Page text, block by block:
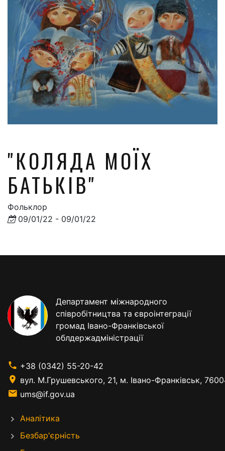
"КОЛЯДА МОЇХ
БАТЬКІВ"
Фольклор
09/01/22 - 09/01/22
Департамент міжнародного
співробітництва та євроінтеграції
громад Івано-Франківської
облдержадміністрації
+38 (0342) 55-20-42
вул. М.Грушевського, 21, м. Івано-Франківськ,
ums@if.gov.ua
Аналітика
Безбар'єрність